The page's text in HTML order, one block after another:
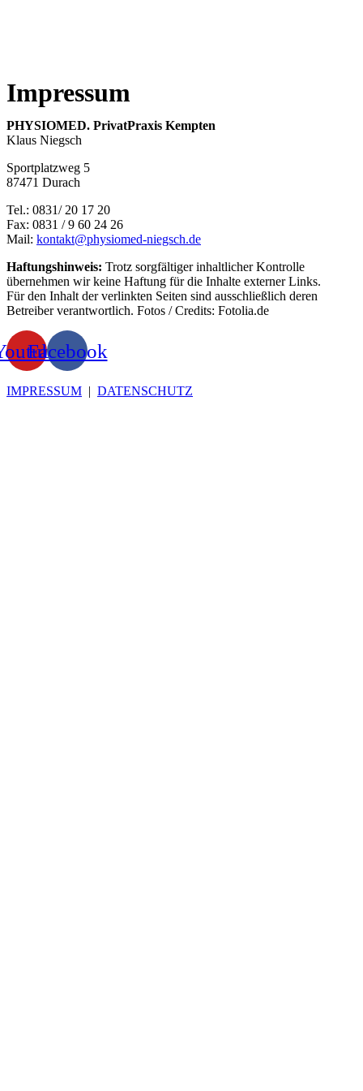
Impressum
PHYSIOMED. PrivatPraxis Kempten
Klaus Niegsch
Sportplatzweg 5
87471 Durach
Tel.: 0831/ 20 17 20
Fax: 0831 / 9 60 24 26
Mail: kontakt@physiomed-niegsch.de
Haftungshinweis: Trotz sorgfältiger inhaltlicher Kontrolle
übernehmen wir keine Haftung für die Inhalte externer Links.
Für den Inhalt der verlinkten Seiten sind ausschließlich deren
Betreiber verantwortlich. Fotos / Credits: Fotolia.de
Facebook
IMPRESSUM | DATENSCHUTZ